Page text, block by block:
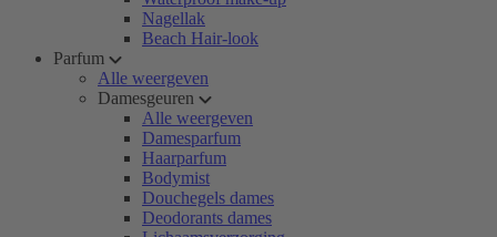
Nagellak
Beach Hair-look
Parfum
Alle weergeven
Damesgeuren
Alle weergeven
Damesparfum
Haarparfum
Bodymist
Douchegels dames
Deodorants dames